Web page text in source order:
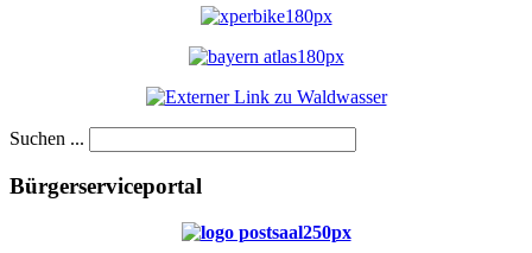
Suchen ...
Bürgerserviceportal